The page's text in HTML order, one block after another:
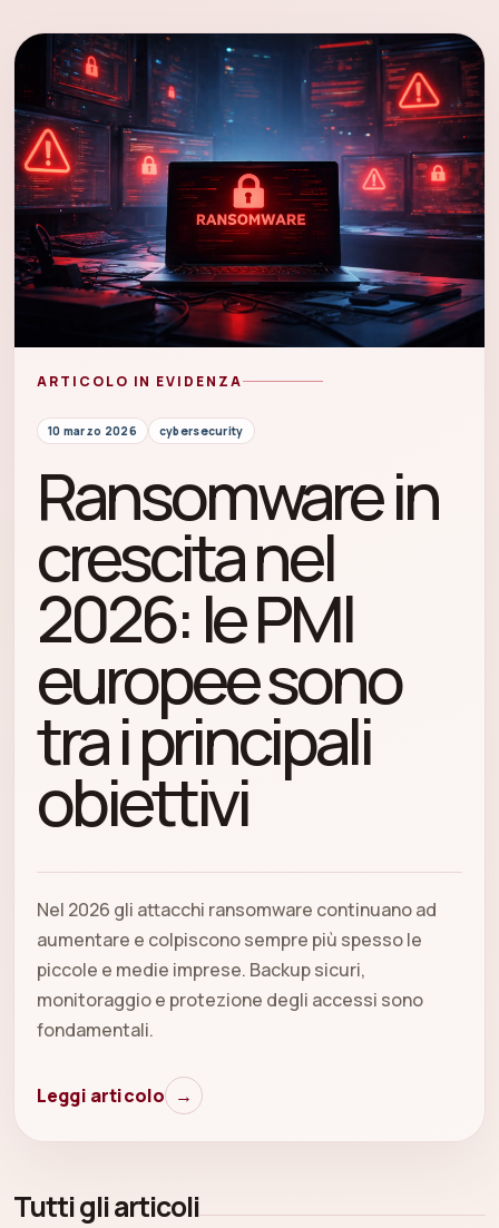
ARTICOLO IN EVIDENZA
10 marzo 2026 cybersecurity
Ransomware in
crescita nel
2026: le PMI
europee sono
tra i principali
obiettivi
Nel 2026 gli attacchi ransomware continuano ad
aumentare e colpiscono sempre più spesso le
piccole e medie imprese. Backup sicuri,
monitoraggio e protezione degli accessi sono
fondamentali.
Leggi articolo →
Tutti gli articoli